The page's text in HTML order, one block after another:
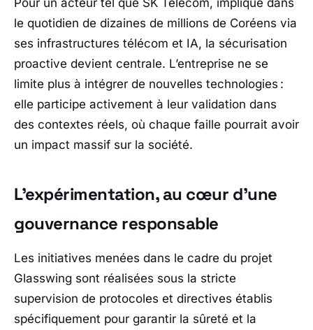
le quotidien de dizaines de millions de Coréens via
ses infrastructures télécom et IA, la sécurisation
proactive devient centrale. L’entreprise ne se
limite plus à intégrer de nouvelles technologies :
elle participe activement à leur validation dans
des contextes réels, où chaque faille pourrait avoir
un impact massif sur la société.
L’expérimentation, au cœur d’une
gouvernance responsable
Les initiatives menées dans le cadre du projet
Glasswing sont réalisées sous la stricte
supervision de protocoles et directives établis
spécifiquement pour garantir la sûreté et la